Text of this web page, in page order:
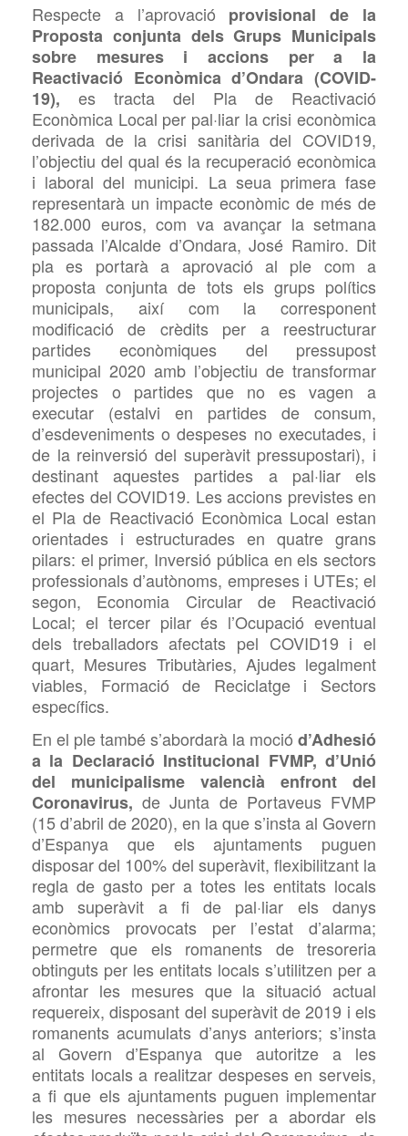
Respecte a l’aprovació provisional de la
Proposta conjunta dels Grups Municipals
sobre mesures i accions per a la
Reactivació Econòmica d’Ondara (COVID-
19), es tracta del Pla de Reactivació
Econòmica Local per pal·liar la crisi econòmica
derivada de la crisi sanitària del COVID19,
l’objectiu del qual és la recuperació econòmica
i laboral del municipi. La seua primera fase
representarà un impacte econòmic de més de
182.000 euros, com va avançar la setmana
passada l’Alcalde d’Ondara, José Ramiro. Dit
pla es portarà a aprovació al ple com a
proposta conjunta de tots els grups polítics
municipals, així com la corresponent
modificació de crèdits per a reestructurar
partides econòmiques del pressupost
municipal 2020 amb l’objectiu de transformar
projectes o partides que no es vagen a
executar (estalvi en partides de consum,
d’esdeveniments o despeses no executades, i
de la reinversió del superàvit pressupostari), i
destinant aquestes partides a pal·liar els
efectes del COVID19. Les accions previstes en
el Pla de Reactivació Econòmica Local estan
orientades i estructurades en quatre grans
pilars: el primer, Inversió pública en els sectors
professionals d’autònoms, empreses i UTEs; el
segon, Economia Circular de Reactivació
Local; el tercer pilar és l’Ocupació eventual
dels treballadors afectats pel COVID19 i el
quart, Mesures Tributàries, Ajudes legalment
viables, Formació de Reciclatge i Sectors
específics.
En el ple també s’abordarà la moció d’Adhesió
a la Declaració Institucional FVMP, d’Unió
del municipalisme valencià enfront del
Coronavirus,de Junta de Portaveus FVMP
(15 d’abril de 2020), en la que s’insta al Govern
d’Espanya que els ajuntaments puguen
disposar del 100% del superàvit, flexibilitzant la
regla de gasto per a totes les entitats locals
amb superàvit a fi de pal·liar els danys
econòmics provocats per l’estat d’alarma;
permetre que els romanents de tresoreria
obtinguts per les entitats locals s’utilitzen per a
afrontar les mesures que la situació actual
requereix, disposant del superàvit de 2019 i els
romanents acumulats d’anys anteriors; s’insta
al Govern d’Espanya que autoritze a les
entitats locals a realitzar despeses en serveis,
a fi que els ajuntaments puguen implementar
les mesures necessàries per a abordar els